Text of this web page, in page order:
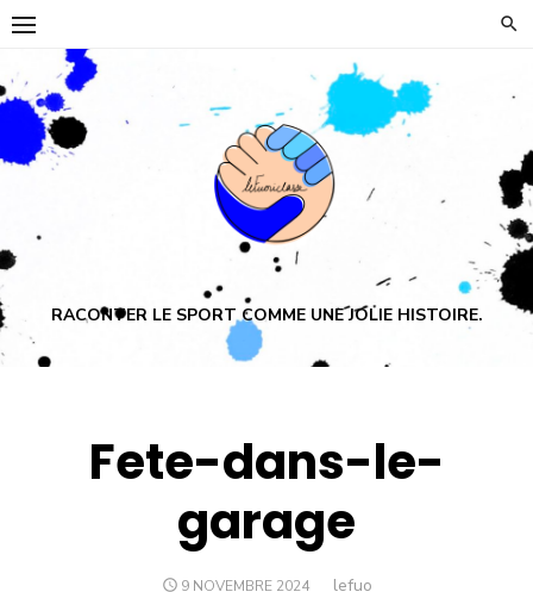
Skip
content
RACONTER LE SPORT COMME UNE JOLIE HISTOIRE.
Fete-dans-le-
garage
POSTED
9 NOVEMBRE 2024 Author
lefuo